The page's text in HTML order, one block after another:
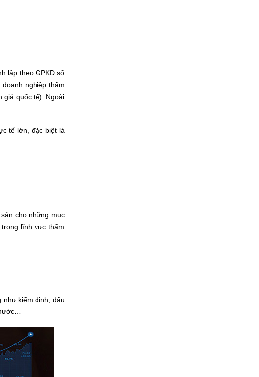
lập theo GPKD số
nghiệp thẩm
giá quốc tế). Ngoài
tế lớn, đặc biệt là
cho những mục
lĩnh vực thẩm
như kiểm định, đấu